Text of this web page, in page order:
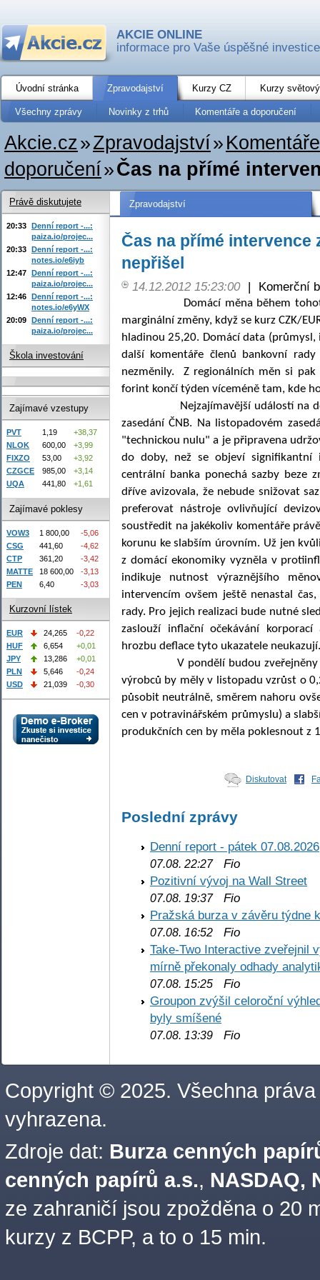
AKCIE ONLINE
informace pro Vaše úspěšné investice
Úvodní stránka Zpravodajství Kurzy CZ Kurzy
Všechny zprávy Novinky z trhů Komentáře a doporučení
Akcie.cz»Zpravodajství»
doporučení»Čas na přímé
Zpravodajství
Čas na přímé intervence
nepřišel
14.12.2012 15:23:00 | Komerční
Domácí měna během tohoto
marginální změny, když se kurz CZK/
hladinou 25,20. Domácí data
další komentáře členů bankovní
nezměnily. Z regionálních měn si
forint končí týden víceméně tam, kde
Nejzajímavější událostí na
zasedání ČNB. Na listopadovém
"technickou nulu" a je připravena
do doby, než se objeví signifikantní
centrální banka ponechá sazby beze
dříve avizovala, že nebude snižovat
preferovat nástroje ovlivňující
soustředit na jakékoliv komentáře
korunu ke slabším úrovním. Už jen
z domácí ekonomiky vyzněla v
indikuje nutnost výraznějšího
intervencím ovšem ještě nenastal
rady. Pro jejich realizaci bude nutné
zaslouží inflační očekávání
hrozbu deflace tyto ukazatele neukazují.
V pondělí budou zveřejněny i
výrobců by měly v listopadu vzrůst o
působit neutrálně, směrem nahoru
cen v potravinářském průmyslu) a
produkčních cen by měla poklesnout z
Diskutovat
Poslední zprávy
Denní report - pátek 07.08.2026
07.08. 22:27Fio
Pozitivní vývoj na Wall Street
07.08. 19:37Fio
Pražská burza v závěru týdne
07.08. 16:52 Fio
Take-Two Interactive zveřejnil
mírně překonaly odhady
07.08. 15:25 Fio
Groupon zvýšil celoroční
byly smíšené
07.08. 13:39 Fio
Právě diskutujete
20:33 Denní report -...:
paiza.io/projec...
20:33 Denní report -...:
notes.io/e6iyb
12:47 Denní report -...:
paiza.io/projec...
12:46 Denní report -...:
notes.io/e6yWX
20:09 Denní report -...:
paiza.io/projec...
Škola investování
Zajímavé vzestupy
PVT 1,19
+38,37
NLOK
600,00
+3,99
FIXZO
53,00
+3,92
CZGCE
985,00
+3,14
UQA
441,80 +1,61
Zajímavé poklesy
VOW3 1 800,00
-5,06
CSG
441,60
-4,62
CTP
361,20
-3,42
MATTE
18 600,00
-3,13
PEN
6,40 -3,03
Kurzovní lístek
EUR 24,265
-0,22
HUF
6,654
+0,01
JPY
13,286
+0,01
PLN
5,646
-0,24
USD
21,039 -0,30
Copyright © 2025. Všechna práva
vyhrazena.
Zdroje dat: Burza cenných
cenných papírů a.s., NASDAQ,
ze zahraničí jsou zpožděna o 20
kurzy z BCPP, a to o 15 min.